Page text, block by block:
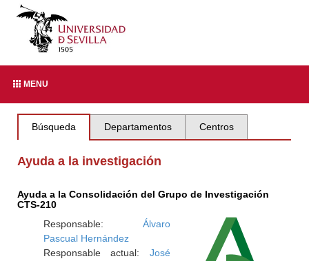
MENU
Búsqueda Departamentos Centros
Ayuda a la investigación
Ayuda a la Consolidación del Grupo de Investigación
CTS-210
Responsable: Álvaro
Pascual Hernández
Responsable actual: José